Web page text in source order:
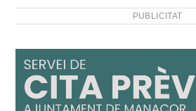
PUBLICITAT